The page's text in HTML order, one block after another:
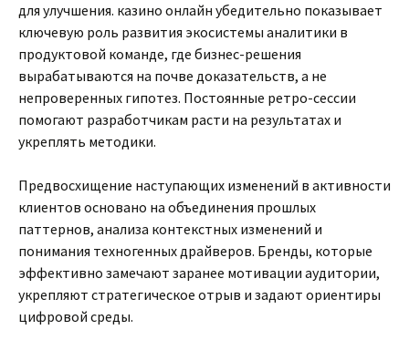
для улучшения. казино онлайн убедительно показывает
ключевую роль развития экосистемы аналитики в
продуктовой команде, где бизнес-решения
вырабатываются на почве доказательств, а не
непроверенных гипотез. Постоянные ретро-сессии
помогают разработчикам расти на результатах и
укреплять методики.
Предвосхищение наступающих изменений в активности
клиентов основано на объединения прошлых
паттернов, анализа контекстных изменений и
понимания техногенных драйверов. Бренды, которые
эффективно замечают заранее мотивации аудитории,
укрепляют стратегическое отрыв и задают ориентиры
цифровой среды.